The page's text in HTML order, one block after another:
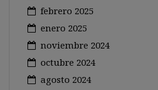
febrero 2025
enero 2025
noviembre 2024
octubre 2024
agosto 2024